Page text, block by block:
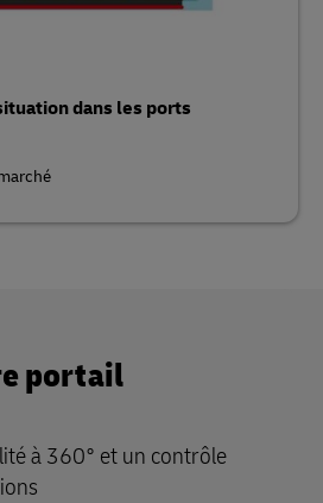
dans les ports
portail
à 360° et un contrôle